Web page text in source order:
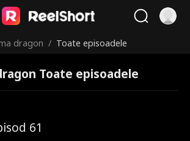
dragon / Toate episoadele
Toate episoadele
61